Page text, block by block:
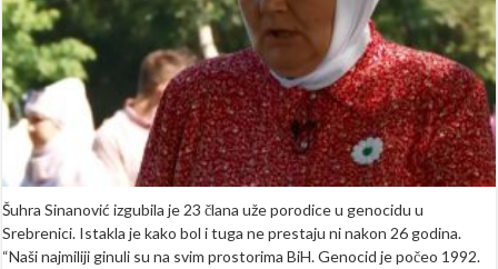
danas
ista…”
Šuhra Sinanović izgubila je 23 člana uže porodice u genocidu u
Srebrenici. Istakla je kako bol i tuga ne prestaju ni nakon 26 godina.
“Naši najmiliji ginuli su na svim prostorima BiH. Genocid je počeo 1992.